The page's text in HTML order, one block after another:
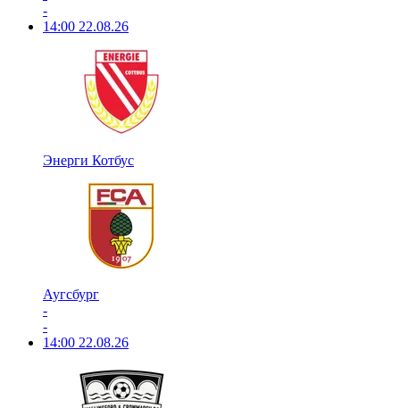
-
14:00 22.08.26
Энерги Котбус
Аугсбург
-
-
14:00 22.08.26